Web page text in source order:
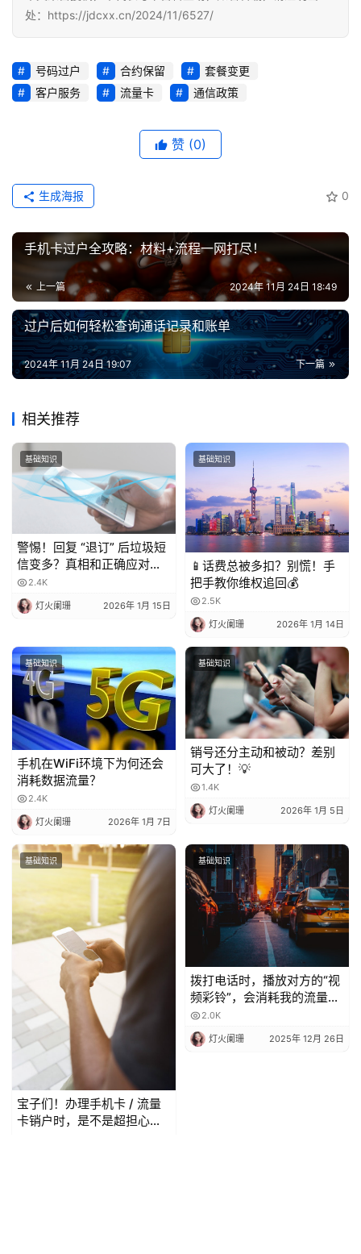
增
值
务
处：https://jdcxx.cn/2024/11/6527/
号码过户 合约保留
套餐变更
客户服务
流量卡 通信政策
赞 (0)
0
生成海报
手机卡过户全攻略：材料+流程一网打尽！
上一篇 2024年 11月 24日 18:49
过户后如何轻松查询通话记录和账单
下一篇
2024年 11月 24日 19:07
相关推荐
基础知识
警惕！回复 “退订” 后垃圾短
信变多？真相和正确应对方
法都在这
2.4K
灯火阑珊 2026年 1月 15日
基础知识
📱话费总被多扣？别慌！手
把手教你维权追回💰
2.5K
灯火阑珊 2026年 1月 14日
基础知识
手机在WiFi环境下为何还会
消耗数据流量？
2.4K
灯火阑珊 2026年 1月 7日
基础知识
销号还分主动和被动？差别
可大了！💡
1.4K
灯火阑珊 2026年 1月 5日
基础知识
宝子们！办理手机卡 / 流量
卡销户时，是不是超担心当
基础知识
拨打电话时，播放对方的“视
频彩铃”，会消耗我的流量
吗？
2.0K
灯火阑珊 2025年 12月 26日